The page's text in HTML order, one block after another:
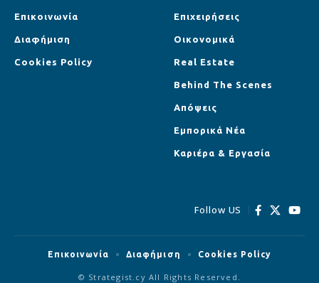
Επικοινωνία
Διαφήμιση
Cookies Policy
Επιχειρήσεις
Οικονομικά
Real Estate
Behind The Scenes
Απόψεις
Εμπορικά Νέα
Καριέρα & Εργασία
Follow US
© Strategist.cy All Rights Reserved.
Επικοινωνία Διαφήμιση Cookies Policy